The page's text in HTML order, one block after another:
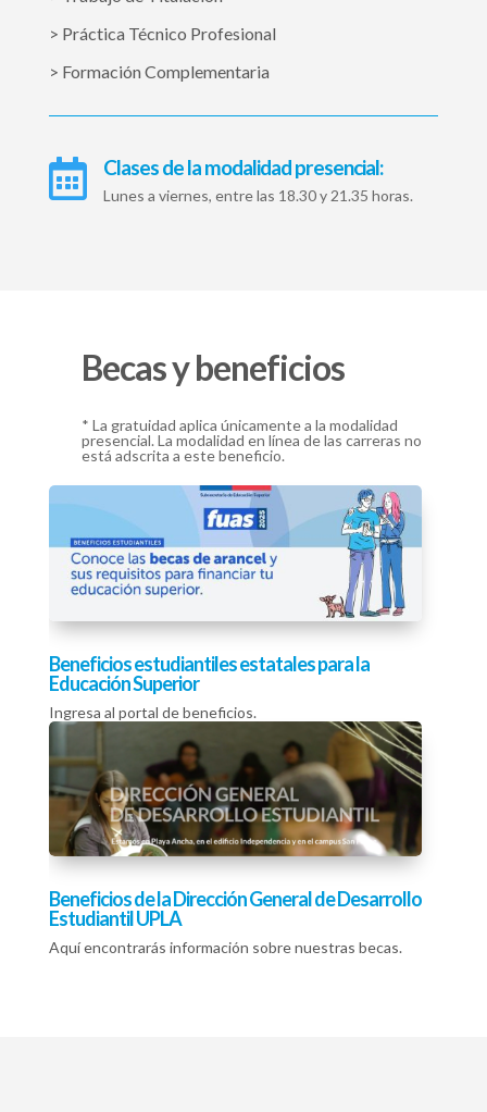
> Práctica Técnico Profesional
> Formación Complementaria
 Clases de la modalidad presencial:
Lunes a viernes, entre las 18.30 y 21.35 horas.
Becas y beneficios
* La gratuidad aplica únicamente a la modalidad
presencial. La modalidad en línea de las carreras no
está adscrita a este beneficio.
Beneficios estudiantiles estatales para la
Educación Superior
Ingresa al portal de beneficios.
Beneficios de la Dirección General de Desarrollo
Estudiantil UPLA
Aquí encontrarás información sobre nuestras becas.